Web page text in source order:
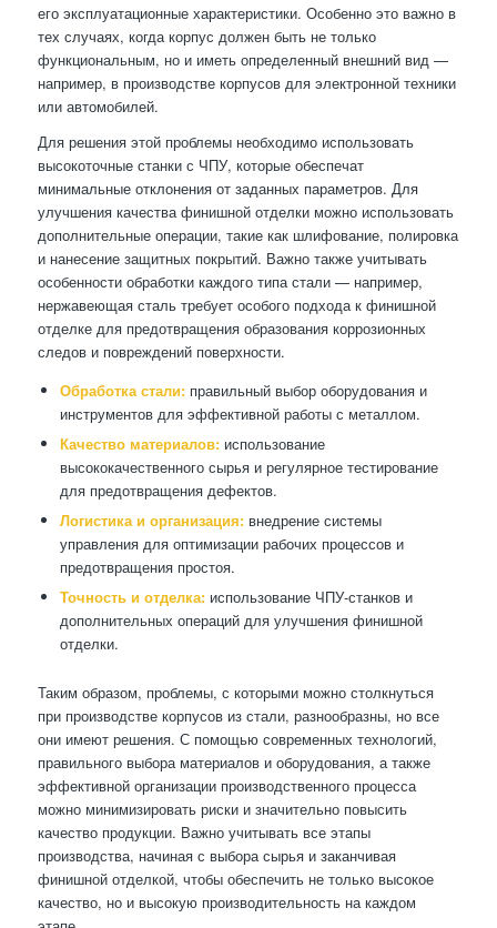
его эксплуатационные характеристики. Особенно это важно в
тех случаях, когда корпус должен быть не только
функциональным, но и иметь определенный внешний вид —
например, в производстве корпусов для электронной техники
или автомобилей.
Для решения этой проблемы необходимо использовать
высокоточные станки с ЧПУ, которые обеспечат
минимальные отклонения от заданных параметров. Для
улучшения качества финишной отделки можно использовать
дополнительные операции, такие как шлифование, полировка
и нанесение защитных покрытий. Важно также учитывать
особенности обработки каждого типа стали — например,
нержавеющая сталь требует особого подхода к финишной
отделке для предотвращения образования коррозионных
следов и повреждений поверхности.
Обработка стали:правильный выбор оборудования и
инструментов для эффективной работы с металлом.
Качество материалов:использование
высококачественного сырья и регулярное тестирование
для предотвращения дефектов.
Логистика и организация:внедрение системы
управления для оптимизации рабочих процессов и
предотвращения простоя.
Точность и отделка:использование ЧПУ-станков и
дополнительных операций для улучшения финишной
отделки.
Таким образом, проблемы, с которыми можно столкнуться
при производстве корпусов из стали, разнообразны, но все
они имеют решения. С помощью современных технологий,
правильного выбора материалов и оборудования, а также
эффективной организации производственного процесса
можно минимизировать риски и значительно повысить
качество продукции. Важно учитывать все этапы
производства, начиная с выбора сырья и заканчивая
финишной отделкой, чтобы обеспечить не только высокое
качество, но и высокую производительность на каждом